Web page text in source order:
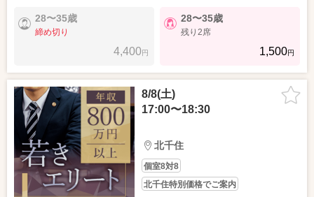
28〜35歳
締め切り
4,400円
28〜35歳
残り2席
1,500円
8/8(土)
17:00〜18:30
北千住
個室8対8
北千住特別価格でご案内